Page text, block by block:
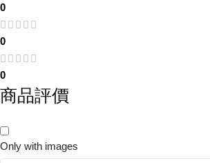
0
0
0
商品評價
Only with images